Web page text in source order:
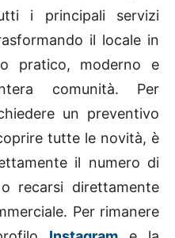
i principali servizi
il locale in
pratico, moderno e
comunità. Per
un preventivo
tutte le novità, è
il numero di
o recarsi direttamente
Per rimanere